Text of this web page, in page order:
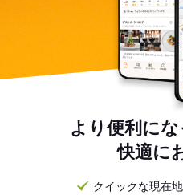
より便利に
快適に
クイックな現在